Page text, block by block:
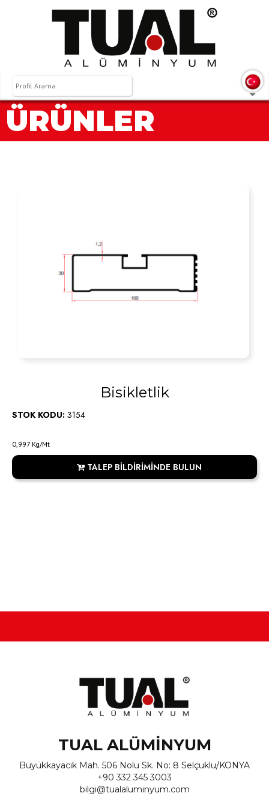
ÜRÜNLER
Bisikletlik
STOK KODU: 3154
0,997 Kg/Mt
TALEP BİLDİRİMİNDE BULUN
TUAL ALÜMİNYUM
Büyükkayacık Mah. 506 Nolu Sk. No: 8 Selçuklu/KONYA
+90 332 345 3003
bilgi@tualaluminyum.com